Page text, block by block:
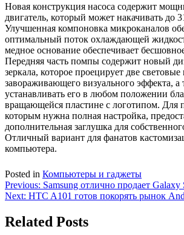
Новая конструкция насоса содержит
двигатель, который может накачивать до
Улучшенная компоновка микроканалов
оптимальный поток охлаждающей
медное основание обеспечивает
Передняя часть помпы содержит новый
зеркала, которое проецирует две световые
завораживающего визуального эффекта, а
устанавливать его в любом положении
вращающейся пластине с логотипом. Для
которым нужна полная настройка,
дополнительная заглушка для
Отличный вариант для фанатов
компьютера.
Posted in Компьютеры и гаджеты
Навигация
по
записям
Previous: Samsung отлично продает Galaxy
Next: HTC A101 готов покорять рынок
Related Posts